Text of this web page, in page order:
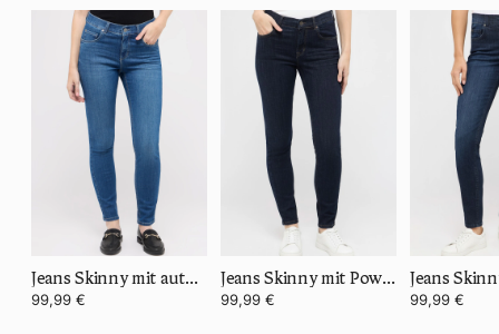
Jeans Skinny mit authentischem Denim
99,99 €
Jeans Skinny mit Power Stretch Denim
99,99 € 99,99 €